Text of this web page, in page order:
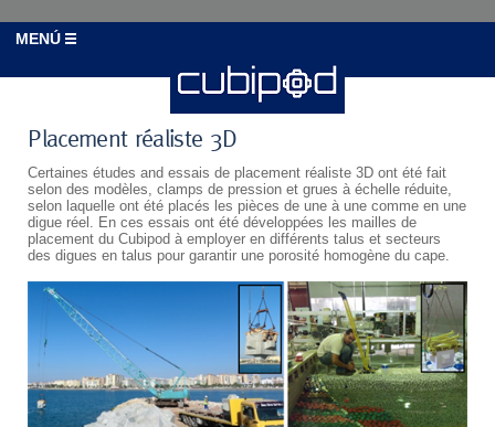
MENÚ
Placement réaliste 3D
Certaines études and essais de placement réaliste 3D ont été fait
selon des modèles, clamps de pression et grues à échelle réduite,
selon laquelle ont été placés les pièces de une à une comme en une
digue réel. En ces essais ont été développées les mailles de
placement du Cubipod à employer en différents talus et secteurs
des digues en talus pour garantir une porosité homogène du cape.